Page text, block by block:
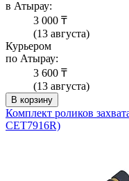
в Атырау:
3 000 ₸
(13 августа)
Курьером
по Атырау:
3 600 ₸
(13 августа)
В корзину
Комплект роликов
CET7916R)